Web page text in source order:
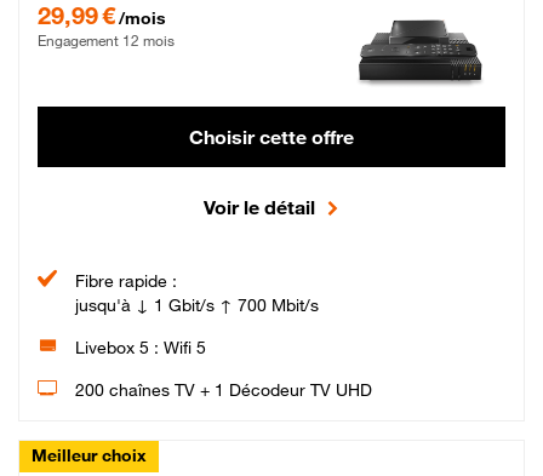
29,99 €/mois
Engagement 12 mois
Choisir cette offre
Voir le détail
Fibre rapide :
jusqu'à ↓ 1 Gbit/s ↑ 700 Mbit/s
Livebox 5 : Wifi 5
200 chaînes TV + 1 Décodeur TV UHD
Meilleur choix